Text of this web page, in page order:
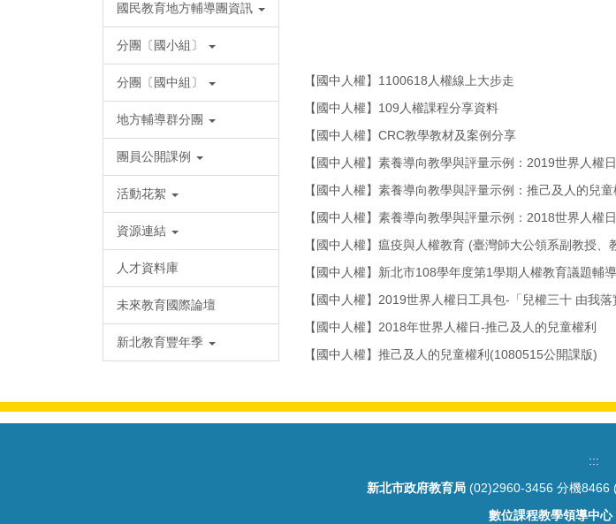
國民教育地方輔導團資訊
分團〔國小組〕
分團〔國中組〕
地方輔導群分團
團員公開課例
活動花絮
資源連結
人才資料庫
未來教育國際論壇
新北教育豐年季
【國中人權】1100618人權線上大步走
【國中人權】109人權課程分享資料
【國中人權】CRC教學教材及案例分享
【國中人權】素養導向教學與評量示例：2019世界人權
【國中人權】素養導向教學與評量示例：推己及人的兒童
【國中人權】素養導向教學與評量示例：2018世界人權
【國中人權】瘟疫與人權教育 (臺灣師大公領系副教授
【國中人權】新北市108學年度第1學期人權教育議題
【國中人權】2019世界人權日工具包-「兒權三十 由我落
【國中人權】2018年世界人權日-推己及人的兒童權利
【國中人權】推己及人的兒童權利(1080515公開課版)
:::
新北市政府教育局 (02)2960-3456 分機8466
數位課程教學領導中心